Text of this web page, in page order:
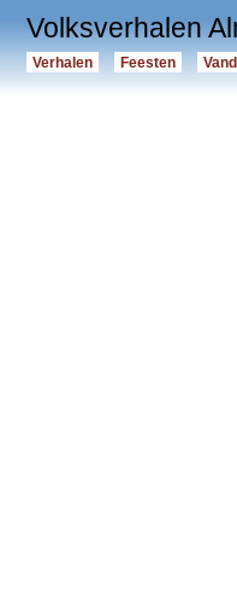
Volksverhalen
Verhalen Feesten